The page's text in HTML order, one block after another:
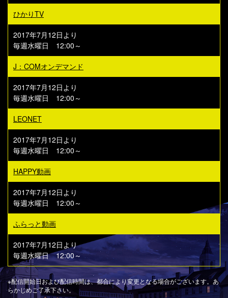
ひかりTV
2017年7月12日より
毎週水曜日 12:00～
J：COMオンデマンド
2017年7月12日より
毎週水曜日 12:00～
LEONET
2017年7月12日より
毎週水曜日 12:00～
HAPPY動画
2017年7月12日より
毎週水曜日 12:00～
ふらっと動画
2017年7月12日より
毎週水曜日 12:00～
※配信開始日および配信時間は、都合により変更となる場合がございます。あ
らかじめご了承下さい。